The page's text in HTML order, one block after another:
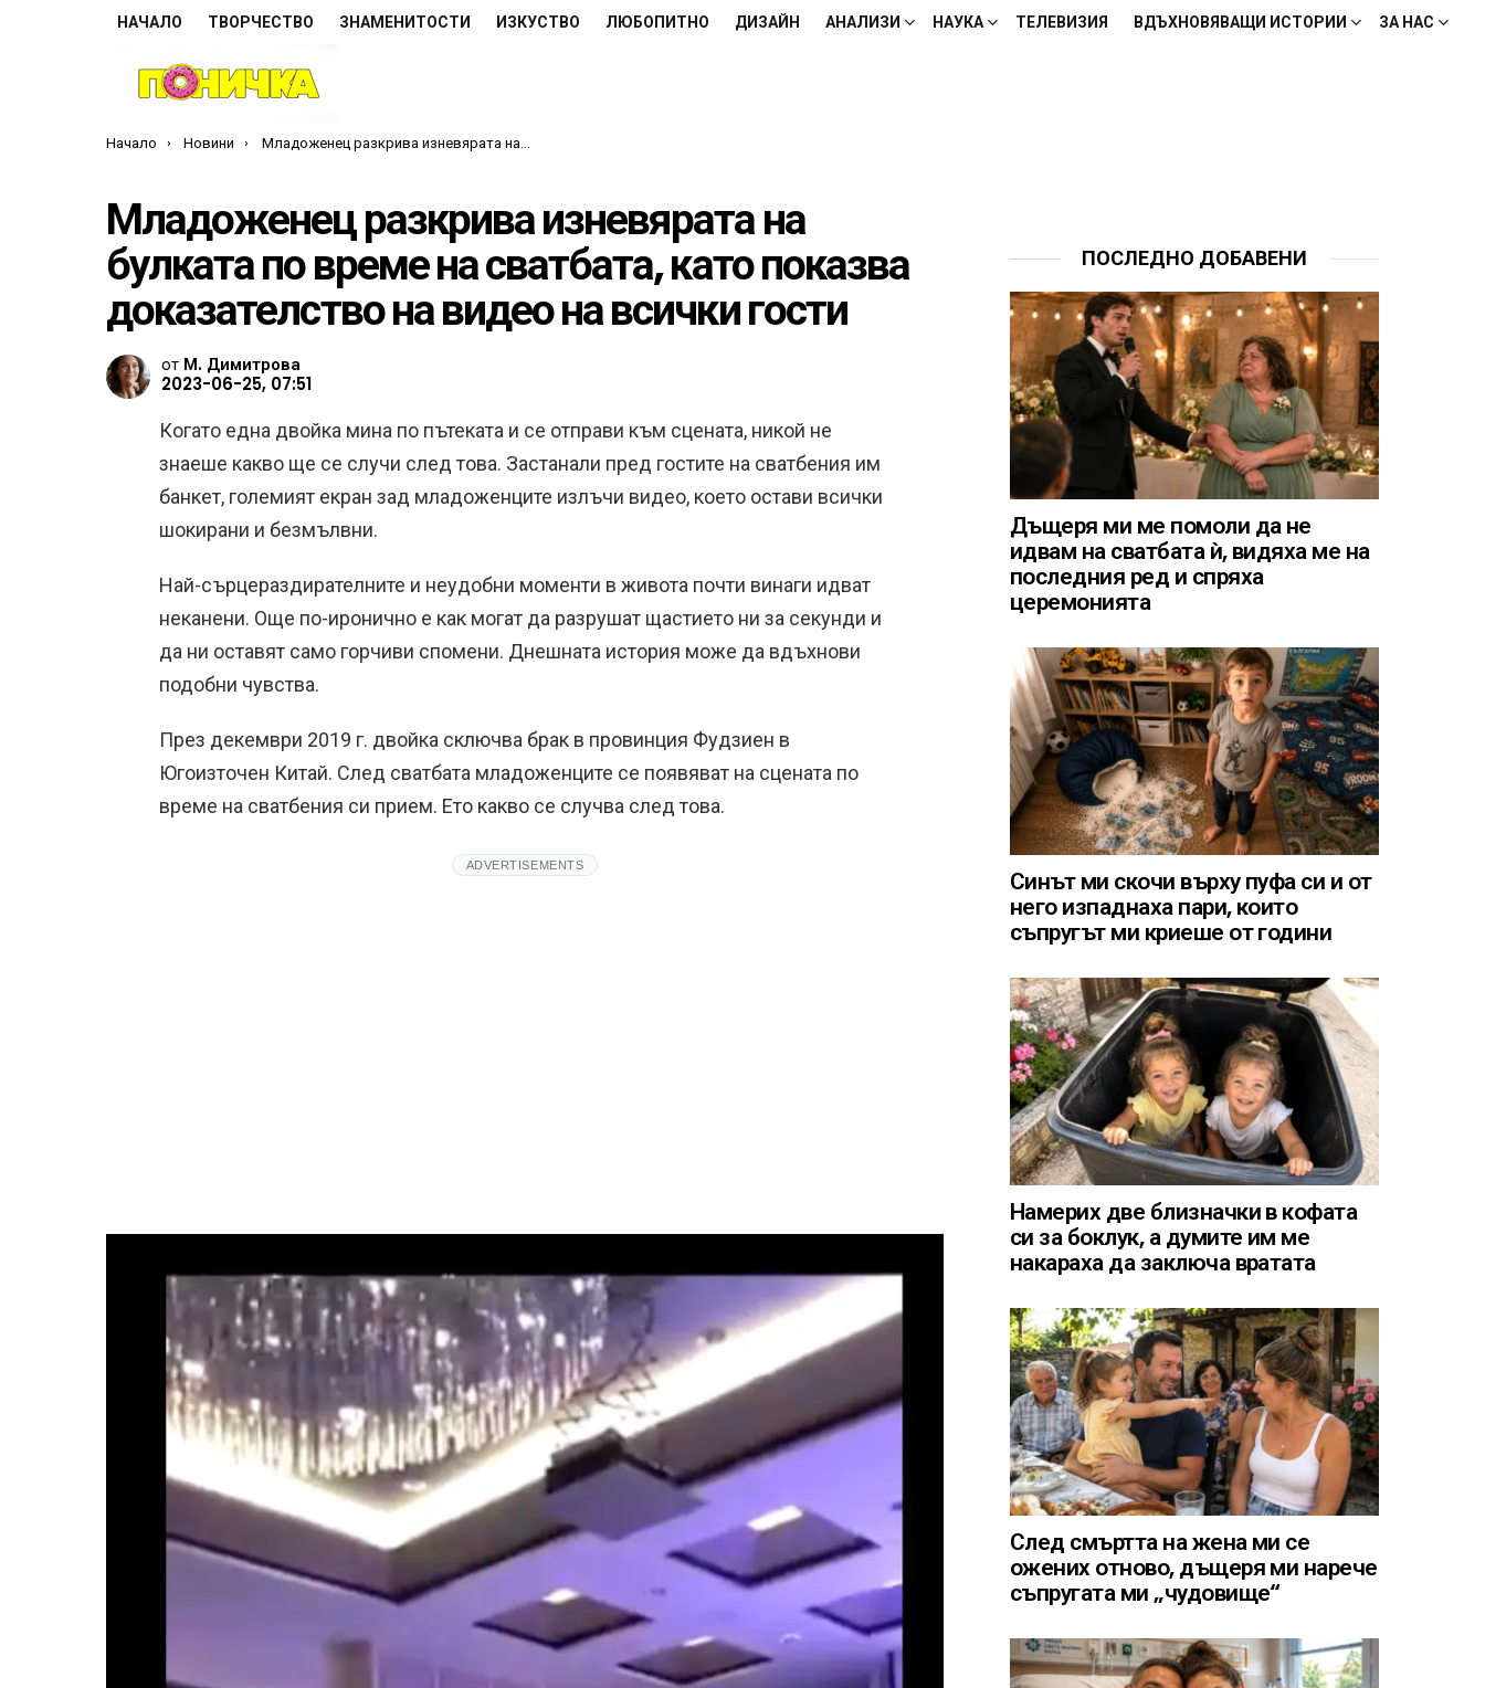
НАЧАЛО ТВОРЧЕСТВО ЗНАМЕНИТОСТИ ИЗКУСТВО ЛЮБОПИТНО ДИЗАЙН АНАЛИЗИ НАУКА ТЕЛЕВИЗИЯ ВДЪХНОВЯВАЩИ ИСТОРИИ ЗА НАС
Ти си тук:
Начало Новини Младоженец разкрива изневярата на булката по време на сватбата, като показва доказателство на видео на всички гости
Младоженец разкрива изневярата на
булката по време на сватбата, като показва
доказателство на видео на всички гости
от М. Димитрова
2023-06-25, 07:51
Когато една двойка мина по пътеката и се отправи към сцената, никой не
знаеше какво ще се случи след това. Застанали пред гостите на сватбения им
банкет, големият екран зад младоженците излъчи видео, което остави всички
шокирани и безмълвни.
Най-сърцераздирателните и неудобни моменти в живота почти винаги идват
неканени. Още по-иронично е как могат да разрушат щастието ни за секунди и
да ни оставят само горчиви спомени. Днешната история може да вдъхнови
подобни чувства.
През декември 2019 г. двойка сключва брак в провинция Фудзиен в
Югоизточен Китай. След сватбата младоженците се появяват на сцената по
време на сватбения си прием. Ето какво се случва след това.
ADVERTISEMENTS
ПОСЛЕДНО ДОБАВЕНИ
Дъщеря ми ме помоли да не
идвам на сватбата ѝ, видяха ме на
последния ред и спряха
церемонията
Синът ми скочи върху пуфа си и от
него изпаднаха пари, които
съпругът ми криеше от години
Намерих две близначки в кофата
си за боклук, а думите им ме
накараха да заключа вратата
След смъртта на жена ми се
ожених отново, дъщеря ми нарече
съпругата ми „чудовище“